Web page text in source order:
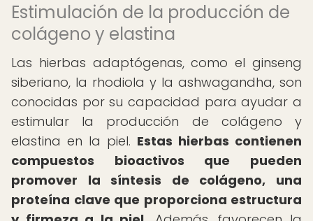
Estimulación de la producción de
colágeno y elastina
Las hierbas adaptógenas, como el ginseng
siberiano, la rhodiola y la ashwagandha, son
conocidas por su capacidad para ayudar a
estimular la producción de colágeno y
elastina en la piel. Estas hierbas contienen
compuestos bioactivos que pueden
promover la síntesis de colágeno, una
proteína clave que proporciona estructura